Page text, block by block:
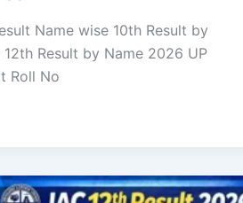
Name wise 10th Result by
Result by Name 2026 UP
Roll No